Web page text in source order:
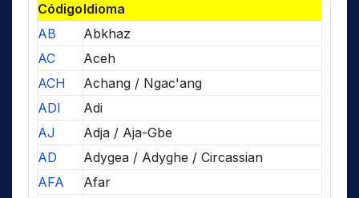
CódigoIdioma
AB
Abkhaz
AC
Aceh
ACH
Achang / Ngac'ang
ADI
Adi
AJ
Adja / Aja-Gbe
AD
Adygea / Adyghe / Circassian
AFA
Afar